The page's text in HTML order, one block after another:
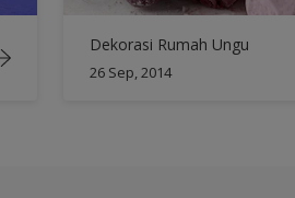
Dekorasi Rumah Ungu
26 Sep, 2014